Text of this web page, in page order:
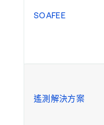
SOAFEE
遙測解決方案